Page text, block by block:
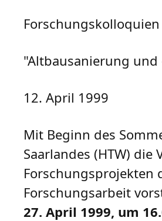
Forschungskolloquien
"Altbausanierung und
12. April 1999
Mit Beginn des
Saarlandes (HTW)
Forschungsprojekten
Forschungsarbeit
27. April 1999, um